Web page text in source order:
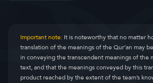
Important note:It is noteworthy that no matter
translation of the meanings of the Qur’an may
in conveying the transcendent meanings of the
text, and that the meanings conveyed by this
product reached by the extent of the team’s